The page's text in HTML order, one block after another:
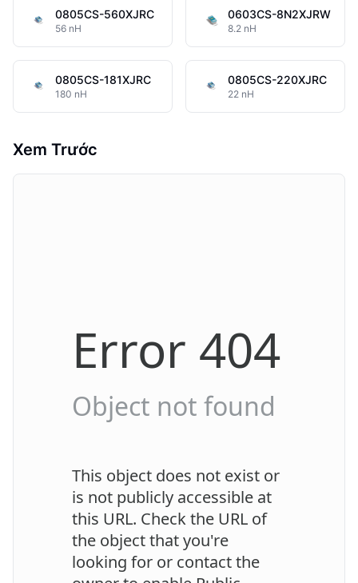
0805CS-560XJRC
56 nH
0603CS-8N2XJRW
8.2 nH
0805CS-181XJRC
180 nH
0805CS-220XJRC
22 nH
Xem Trước